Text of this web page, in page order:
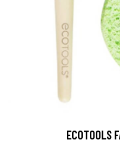
ECOTOOLS